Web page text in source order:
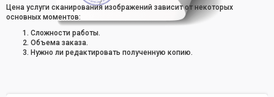
Цена услуги сканирования изображений зависит от некоторых
основных моментов:
Сложности работы.
Объема заказа.
Нужно ли редактировать полученную копию.